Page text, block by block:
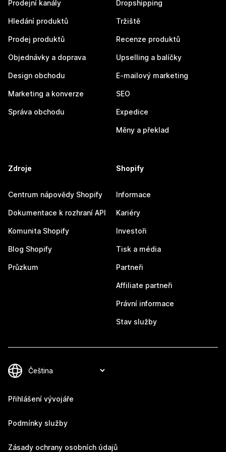
Prodejní kanály
Hledání produktů
Prodej produktů
Objednávky a doprava
Design obchodu
Marketing a konverze
Správa obchodu
Dropshipping
Tržiště
Recenze produktů
Upselling a balíčky
E-mailový marketing
SEO
Expedice
Měny a překlad
Zdroje
Centrum nápovědy Shopify
Dokumentace k rozhraní API
Komunita Shopify
Blog Shopify
Průzkum
Shopify
Informace
Kariéry
Investoři
Tisk a média
Partneři
Affiliate partneři
Právní informace
Stav služby
Přihlášení vývojáře
Podmínky služby
Zásady ochrany osobních údajů